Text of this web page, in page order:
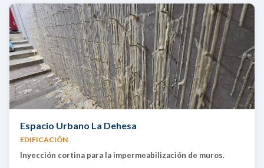
Espacio Urbano La Dehesa
EDIFICACIÓN
Inyección cortina para la impermeabilización de muros.